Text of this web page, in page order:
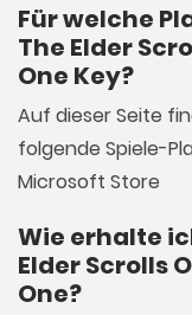
Für welche
The Elder
One Key?
Auf dieser Seite
folgende Spiele-
Microsoft Store
Wie erhalte
Elder Scrolls
One?